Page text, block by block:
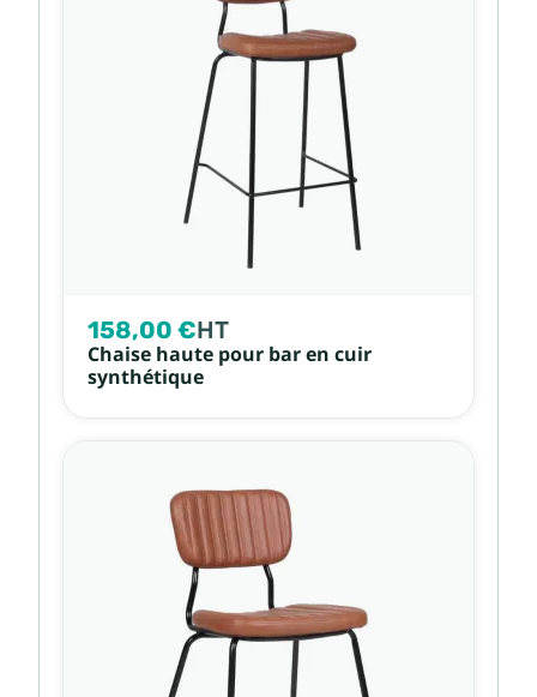
158,00 €HT
Chaise haute pour bar en cuir
synthétique